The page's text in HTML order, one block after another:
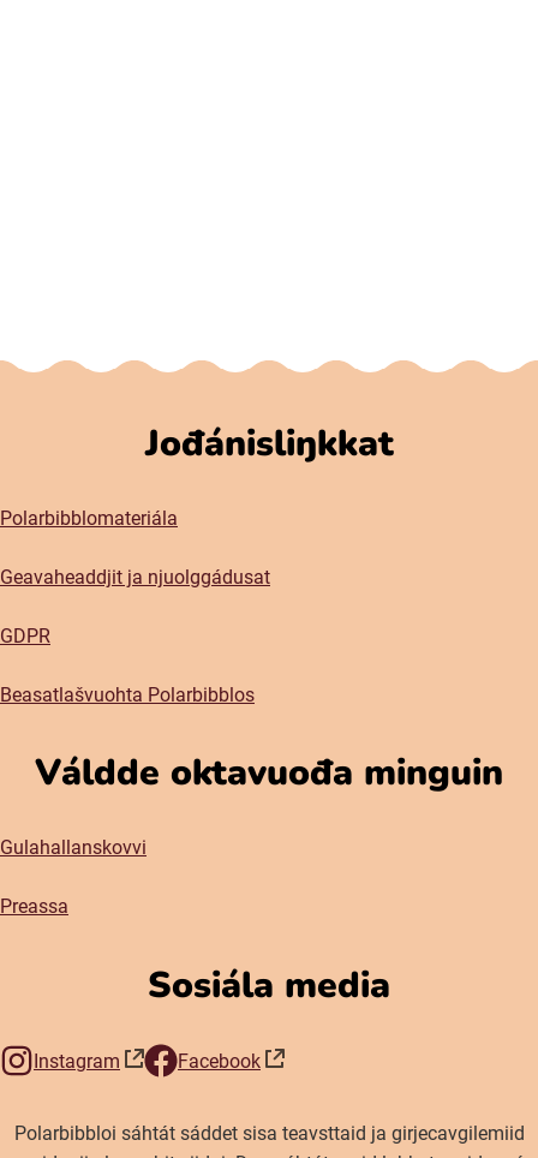
Jođánisliŋkkat
Polarbibblomateriála
Geavaheaddjit ja njuolggádusat
GDPR
Beasatlašvuohta Polarbibblos
Váldde oktavuođa minguin
Gulahallanskovvi
Preassa
Sosiála media
Instagram
(öppnas i nytt fönster)
Facebook
(öppnas i nytt fönster)
Polarbibbloi sáhtát sáddet sisa teavsttaid ja girjecavgilemiid